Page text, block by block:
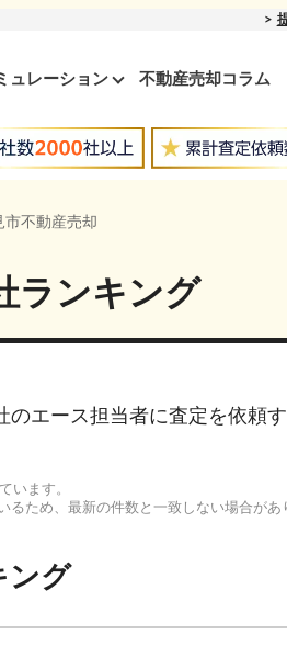
ュレーション 不動産売却コラム
市不動産売却
ランキング
エース担当者に査定を依頼
います。
るため、最新の件数と一致しない場合があ
ング